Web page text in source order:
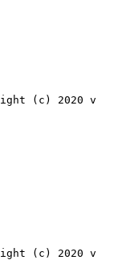
(c) 2020 v
(c) 2020 v